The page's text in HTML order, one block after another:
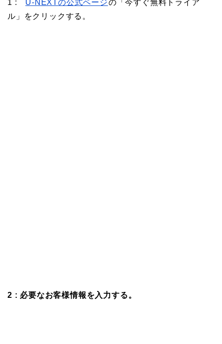
1 : U-NEXTの公式ページの「今すぐ無料トライア
ル」をクリックする。
2 : 必要なお客様情報を入力する。